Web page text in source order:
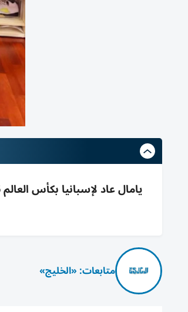
متابعات: «الخليج»